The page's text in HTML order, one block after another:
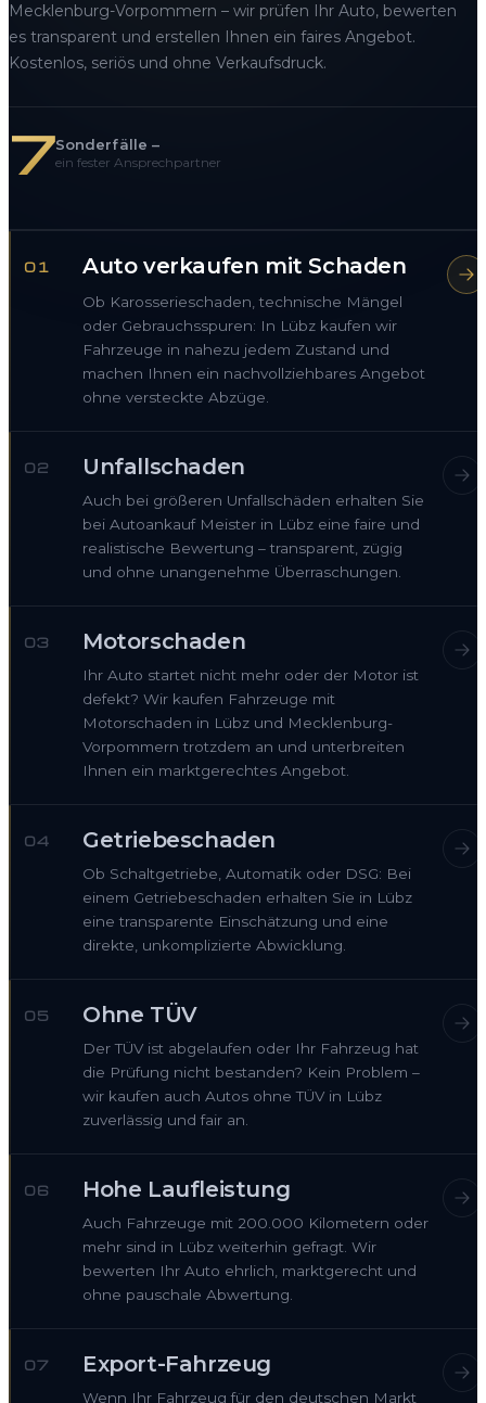
Mecklenburg-Vorpommern – wir prüfen Ihr Auto, bewerten
es transparent und erstellen Ihnen ein faires Angebot.
Kostenlos, seriös und ohne Verkaufsdruck.
7Sonderfälle –
ein fester Ansprechpartner
01 Auto verkaufen mit Schaden
Ob Karosserieschaden, technische Mängel
oder Gebrauchsspuren: In Lübz kaufen wir
Fahrzeuge in nahezu jedem Zustand und
machen Ihnen ein nachvollziehbares Angebot
ohne versteckte Abzüge.
02 Unfallschaden
Auch bei größeren Unfallschäden erhalten Sie
bei Autoankauf Meister in Lübz eine faire und
realistische Bewertung – transparent, zügig
und ohne unangenehme Überraschungen.
03 Motorschaden
Ihr Auto startet nicht mehr oder der Motor ist
defekt? Wir kaufen Fahrzeuge mit
Motorschaden in Lübz und Mecklenburg-
Vorpommern trotzdem an und unterbreiten
Ihnen ein marktgerechtes Angebot.
04 Getriebeschaden
Ob Schaltgetriebe, Automatik oder DSG: Bei
einem Getriebeschaden erhalten Sie in Lübz
eine transparente Einschätzung und eine
direkte, unkomplizierte Abwicklung.
05 Ohne TÜV
Der TÜV ist abgelaufen oder Ihr Fahrzeug hat
die Prüfung nicht bestanden? Kein Problem –
wir kaufen auch Autos ohne TÜV in Lübz
zuverlässig und fair an.
06 Hohe Laufleistung
Auch Fahrzeuge mit 200.000 Kilometern oder
mehr sind in Lübz weiterhin gefragt. Wir
bewerten Ihr Auto ehrlich, marktgerecht und
ohne pauschale Abwertung.
07 Export-Fahrzeug
Wenn Ihr Fahrzeug für den deutschen Markt